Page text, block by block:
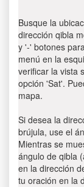
Busque la
dirección qibla
y '-' botones
menú en la
verificar la vista
opción 'Sat'.
mapa.
Si desea la
brújula, use el
Mientras se
ángulo de qibla
en la dirección
tu oración en la